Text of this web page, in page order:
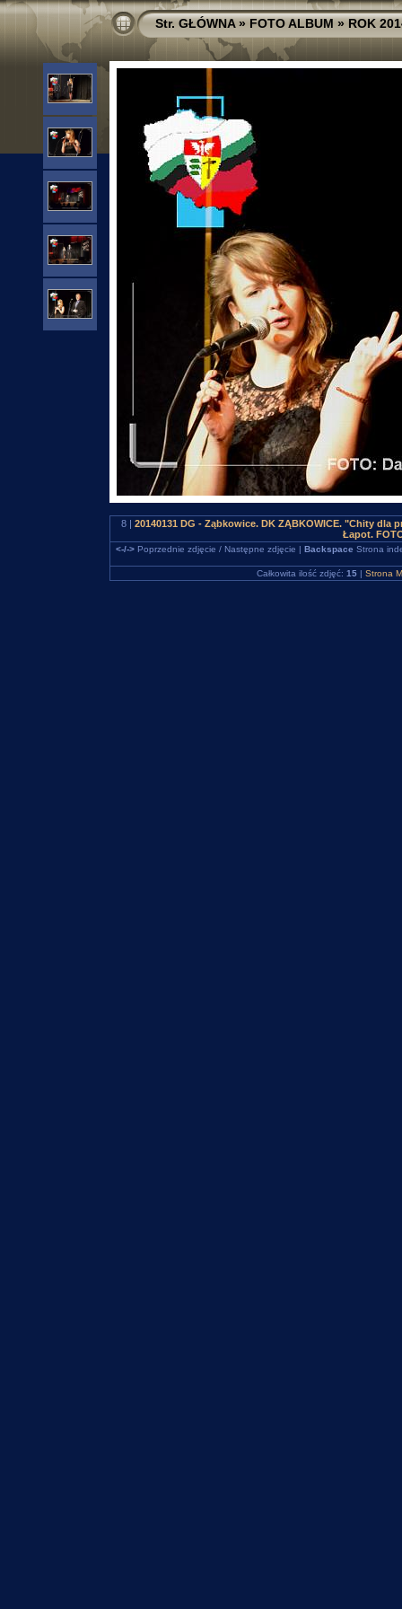
Str. GŁÓWNA»FOTO ALBUM»ROK
8 | 20140131 DG - Ząbkowice. DK ZĄBKOWICE. "Chity
Łapot.
<-/->Poprzednie zdjęcie / Następne zdjęcie | Backspace Strona
Całkowita ilość zdjęć: 15 | Strona